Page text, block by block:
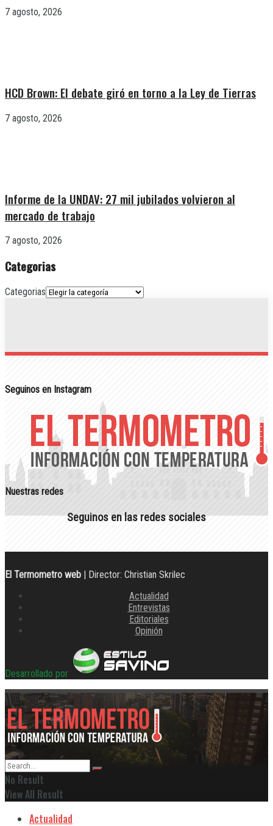
7 agosto, 2026
HCD Brown: El debate giró en torno a la Ley de Tierras
7 agosto, 2026
Informe de la UNDAV: 27 mil jubilados volvieron al
mercado de trabajo
7 agosto, 2026
Categorias
Categorias
Seguinos en Instagram
Nuestras redes
Seguinos en las redes sociales
El Termometro web | Director: Christian Skrilec
Actualidad
Entrevistas
Editoriales
Opinión
Desarrollado por
No Result
View All Result
Actualidad